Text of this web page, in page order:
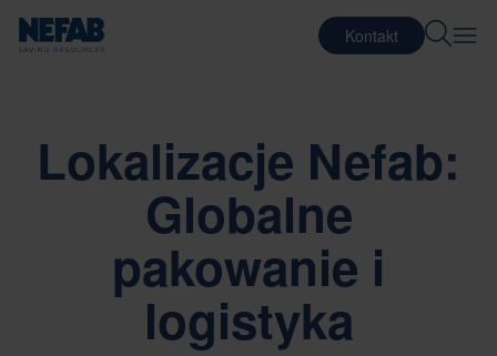
Kontakt
Lokalizacje Nefab:
Globalne
pakowanie i
logistyka